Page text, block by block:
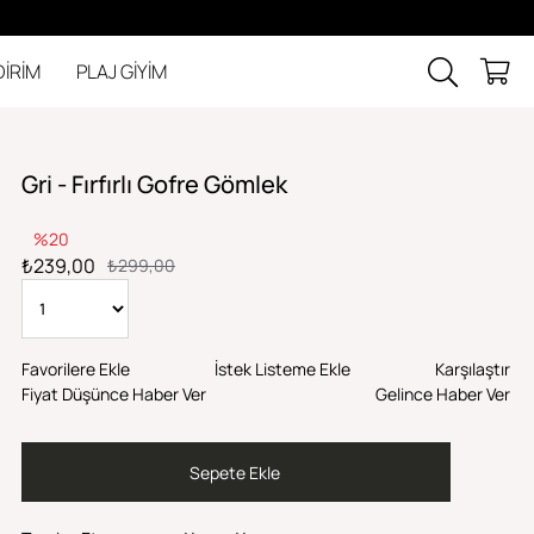
PLAJ GİYİM
Gri - Fırfırlı Gofre Gömlek
20
₺299,00
₺239,00
Favorilere Ekle İstek Listeme Ekle
Karşılaştır
Fiyat Düşünce Haber Ver
Gelince Haber Ver